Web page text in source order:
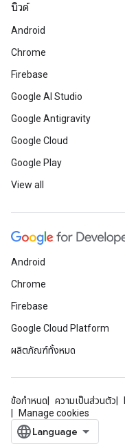
บิวด์
Android
Chrome
Firebase
Google AI Studio
Google Antigravity
Google Cloud
Google Play
View all
Android
Chrome
Firebase
Google Cloud Platform
ผลิตภัณฑ์ทั้งหมด
ข้อกำหนด ความเป็นส่วนตัว
Manage cookies